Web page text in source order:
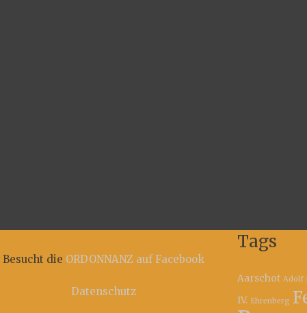
Besucht die ORDONNANZ auf Facebook
Datenschutz
Tags
Aarschot Adolf
IV. Ehrenberg